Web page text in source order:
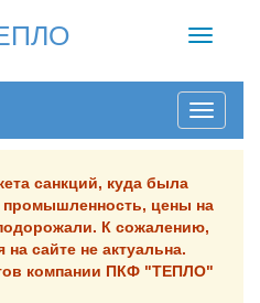
Toggle
санкций, куда была
промышленность, цены на
К сожалению,
на сайте не актуальна.
компании ПКФ "ТЕПЛО"